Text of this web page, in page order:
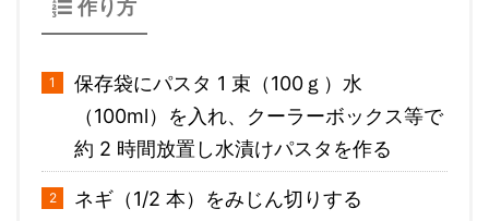
作り方
保存袋にパスタ 1 束（100ｇ）水
（100ml）を入れ、クーラーボックス等で
約 2 時間放置し水漬けパスタを作る
ネギ（1/2 本）をみじん切りする